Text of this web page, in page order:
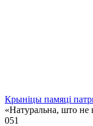
Крыніцы памяці
«Натуральна, што не
051